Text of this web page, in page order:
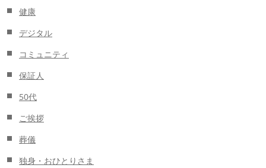
健康
デジタル
コミュニティ
保証人
50代
ご挨拶
葬儀
独身・おひとりさま